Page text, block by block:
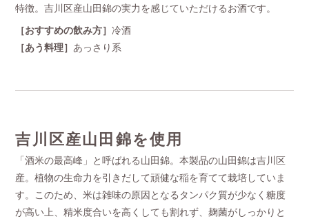
特徴。吉川区産山田錦の実力を感じていただけるお酒です。
［おすすめの飲み方］冷酒
［あう料理］ あっさり系
吉川区産山田錦を使用
「酒米の最高峰」と呼ばれる山田錦。本製品の山田錦は吉川区
産。植物の生命力を引きだして頑健な稲を育てて栽培していま
す。このため、米は雑味の原因となるタンパク質が少なく糖度
が高い上、精米度合いを高くしても割れず、麹菌がしっかりと